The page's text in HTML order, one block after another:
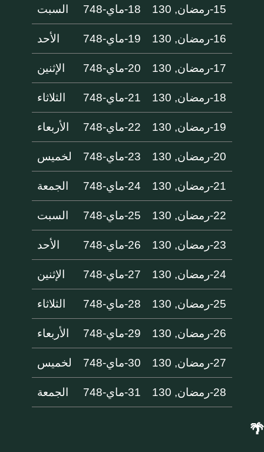
15-رمضان, 130 18-ماي-748 السبت
16-رمضان, 130 19-ماي-748 الأحد
17-رمضان, 130 20-ماي-748 الإثنين
18-رمضان, 130 21-ماي-748 الثلاثاء
19-رمضان, 130 22-ماي-748 الأربعاء
20-رمضان, 130 23-ماي-748 لخميس
21-رمضان, 130 24-ماي-748 الجمعة
22-رمضان, 130 25-ماي-748 السبت
23-رمضان, 130 26-ماي-748 الأحد
24-رمضان, 130 27-ماي-748 الإثنين
25-رمضان, 130 28-ماي-748 الثلاثاء
26-رمضان, 130 29-ماي-748 الأربعاء
27-رمضان, 130 30-ماي-748 لخميس
28-رمضان, 130 31-ماي-748 الجمعة
🌴